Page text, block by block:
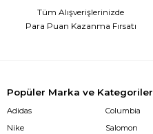
Tüm Alışverişlerinizde
Para Puan Kazanma Fırsatı
Popüler Marka ve Kategoriler
Adidas
Nike
Columbia
Salomon